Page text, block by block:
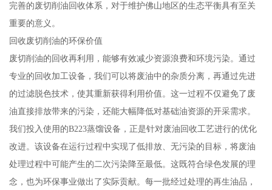
完善的废切削油回收体系，对于维护佛山地区的生态平衡具有至关
重要的意义。
回收废切削油的环保价值
废切削油的回收再利用，能够有效减少资源浪费和环境污染。通过
专业的回收加工设备，我们可以将废油中的杂质分离，再通过先进
的过滤脱色技术，使其重新获得利用价值。这一过程不仅避免了废
油直接排放带来的污染，还能大幅降低对基础油资源的开采需求。
我们投入使用的B223蒸馏设备，正是针对废油回收工艺进行的优化
改进。该设备在运行过程中实现了低排放、无污染的目标，将废油
处理过程中可能产生的二次污染降至最低。这既符合绿色发展的理
念，也为环保事业做出了实际贡献。每一批经过处理的再生油品，